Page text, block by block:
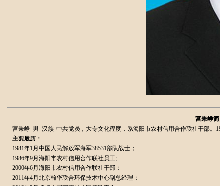
宫秉峥
宫秉峥 男 汉族 中共党员，大专文化程度，系海阳市农村信用合作联社干部。
主要履历：
1981年1月中国人民解放军海军38531部队战士；
1986年9月海阳市农村信用合作联社员工;
2000年6月海阳市农村信用合作联社干部；
2011年4月北京翰华联合环保技术中心副总经理；